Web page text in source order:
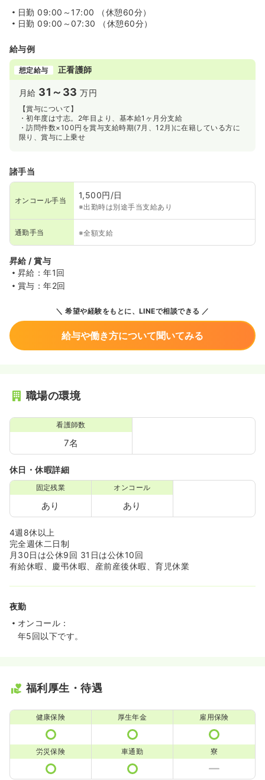
日勤 09:00～17:00 （休憩60分）
日勤 09:00～07:30 （休憩60分）
給与例
想定給与 正看護師
月給 31～33 万円
【賞与について】
・初年度は寸志。2年目より、基本給1ヶ月分支給
・訪問件数×100円を賞与支給時期(7月、12月)に在籍している方に
限り、賞与に上乗せ
諸手当
オンコール手当
1,500円/日
※出勤時は別途手当支給あり
通勤手当 ※全額支給
昇給 / 賞与
昇給：年1回
賞与：年2回
希望や経験をもとに、LINEで相談できる
給与や働き方について聞いてみる
職場の環境
看護師数
7名
休日・休暇詳細
固定残業
あり
オンコール
あり
4週8休以上
完全週休二日制
月30日は公休9回 31日は公休10回
有給休暇、慶弔休暇、産前産後休暇、育児休業
夜勤
オンコール：
年5回以下です。
福利厚生・待遇
健康保険 厚生年金 雇用保険
労災保険 車通勤 寮